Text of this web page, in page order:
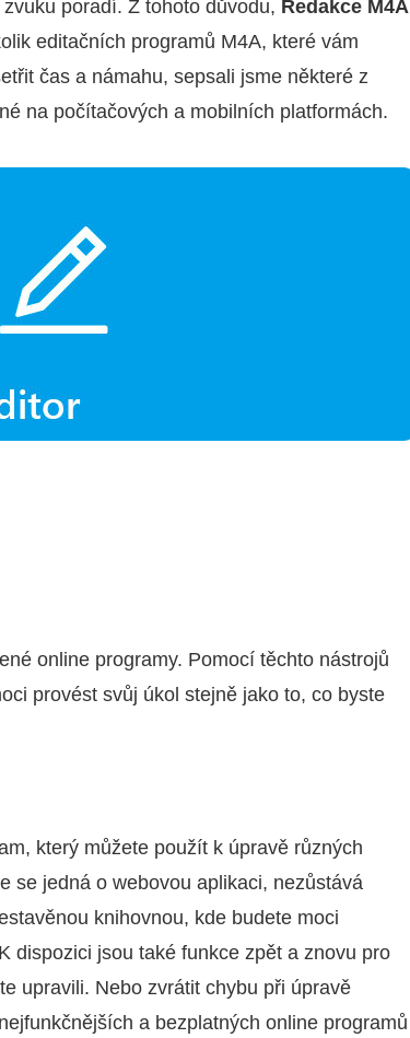
poradí. Z tohoto důvodu, Redakce M4A
editačních programů M4A, které vám
čas a námahu, sepsali jsme některé z
na počítačových a mobilních platformách.
online programy. Pomocí těchto nástrojů
provést svůj úkol stejně jako to, co byste
který můžete použít k úpravě různých
se jedná o webovou aplikaci, nezůstává
knihovnou, kde budete moci
dispozici jsou také funkce zpět a znovu pro
upravili. Nebo zvrátit chybu při úpravě
a bezplatných online programů